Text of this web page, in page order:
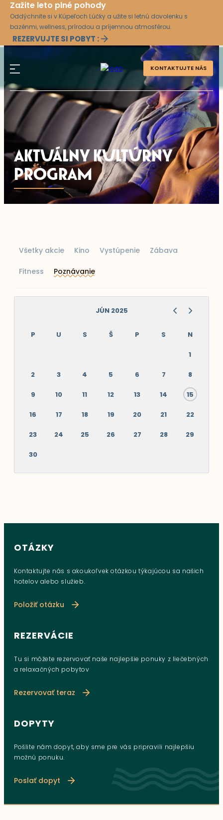
Zažite leto plné pohody
Oddýchnite si v Kúpeľoch Lúčky a užite si letnú dovolenku s
bazénmi, wellness, prírodou a príjemnou atmosférou.
REZERVUJTE SI POBYT :
KONTAKTUJTE NÁS
AKTUÁLNY KULTÚRNY
PROGRAM
Všetky akcie Kino Vystúpenie Zábava
Fitness Poznávanie
JÚN 2025
P U S Š P S N
1
2 3 4 5 6 7 8
9 10 11 12 13 14 15
16 17 18 19 20 21 22
23 24 25 26 27 28 29
30
OTÁZKY
Kontaktujte nás s akoukoľvek otázkou týkajúcou sa našich
hotelov alebo služieb.
Položiť otázku
REZERVÁCIE
Tu si môžete rezervovať naše najlepšie ponuky z liečebných
a relaxačných pobytov
Rezervovať teraz
DOPYTY
Pošlite nám dopyt, aby sme pre vás pripravili najlepšiu
možnú ponuku.
Poslať dopyt